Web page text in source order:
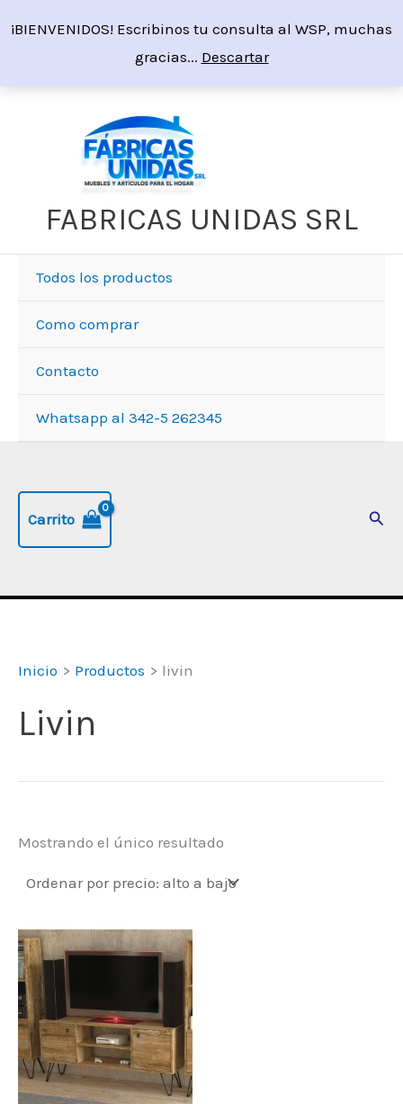
¡BIENVENIDOS! Escribinos tu consulta al WSP, muchas
gracias... Descartar
FABRICAS UNIDAS SRL
Todos los productos
Como comprar
Contacto
Whatsapp al 342-5 262345
Carrito
Inicio Productos livin
Livin
Mostrando el único resultado